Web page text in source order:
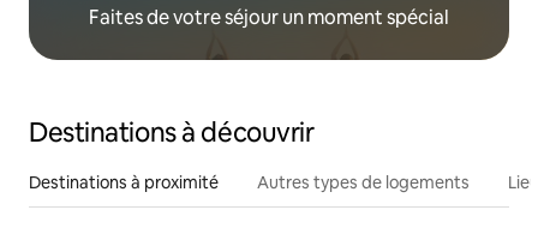
Faites de votre séjour un moment spécial
Destinations à découvrir
Destinations à proximité Autres types de logements